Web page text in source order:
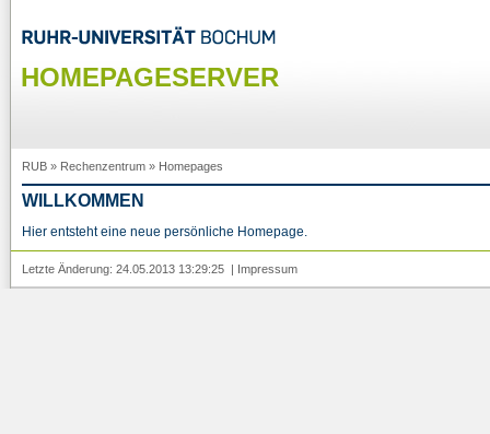
HOMEPAGESERVER
RUB » Rechenzentrum » Homepages
WILLKOMMEN
Hier entsteht eine neue persönliche Homepage.
Letzte Änderung: 24.05.2013 13:29:25 | Impressum